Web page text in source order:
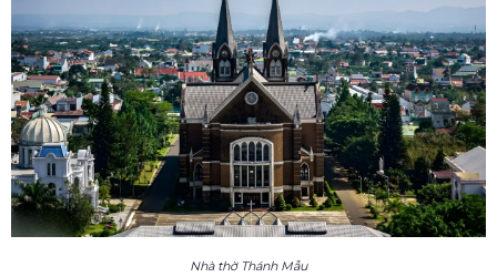
Nhà thờ Thánh Mẫu